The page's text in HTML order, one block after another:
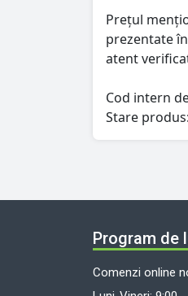
Prețul
prezentate
atent
Cod intern
Stare
Program de
Comenzi online